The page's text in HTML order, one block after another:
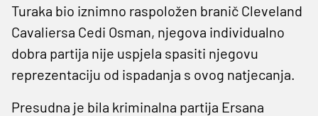
Turaka bio iznimno raspoložen branič Cleveland
Cavaliersa Cedi Osman, njegova individualno
dobra partija nije uspjela spasiti njegovu
reprezentaciju od ispadanja s ovog natjecanja.
Presudna je bila kriminalna partija Ersana